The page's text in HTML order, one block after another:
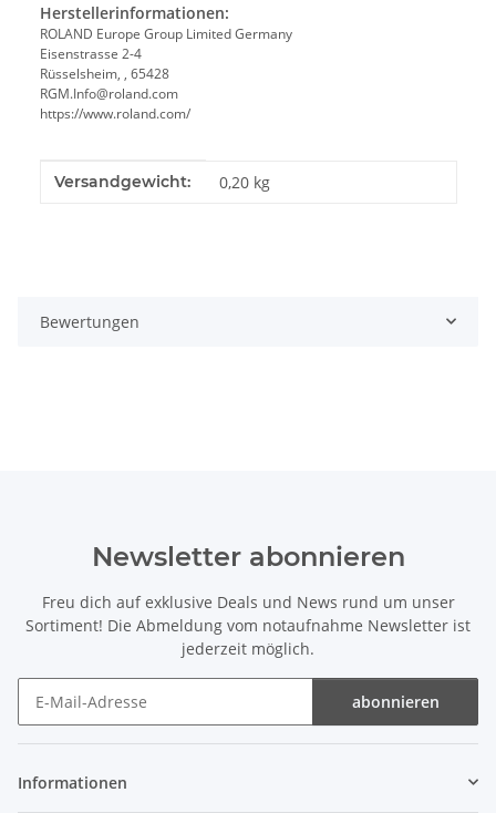
Herstellerinformationen:
ROLAND Europe Group Limited Germany
Eisenstrasse 2-4
Rüsselsheim, , 65428
RGM.Info@roland.com
https://www.roland.com/
Produkteigenschaft
Wert
Versandgewicht: 0,20 kg
Bewertungen
Newsletter abonnieren
Freu dich auf exklusive Deals und News rund um unser
Sortiment! Die Abmeldung vom notaufnahme Newsletter ist
jederzeit möglich.
abonnieren
Informationen